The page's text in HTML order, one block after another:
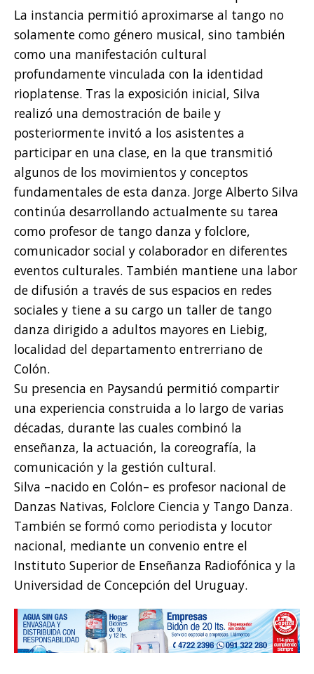
La instancia permitió aproximarse al tango no
solamente como género musical, sino también
como una manifestación cultural
profundamente vinculada con la identidad
rioplatense. Tras la exposición inicial, Silva
realizó una demostración de baile y
posteriormente invitó a los asistentes a
participar en una clase, en la que transmitió
algunos de los movimientos y conceptos
fundamentales de esta danza. Jorge Alberto Silva
continúa desarrollando actualmente su tarea
como profesor de tango danza y folclore,
comunicador social y colaborador en diferentes
eventos culturales. También mantiene una labor
de difusión a través de sus espacios en redes
sociales y tiene a su cargo un taller de tango
danza dirigido a adultos mayores en Liebig,
localidad del departamento entrerriano de
Colón.
Su presencia en Paysandú permitió compartir
una experiencia construida a lo largo de varias
décadas, durante las cuales combinó la
enseñanza, la actuación, la coreografía, la
comunicación y la gestión cultural.
Silva –nacido en Colón– es profesor nacional de
Danzas Nativas, Folclore Ciencia y Tango Danza.
También se formó como periodista y locutor
nacional, mediante un convenio entre el
Instituto Superior de Enseñanza Radiofónica y la
Universidad de Concepción del Uruguay.